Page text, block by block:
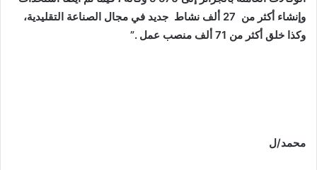
وإنشاء أكثر من 27 ألف نشاط جديد في مجال الصناعة التقليدية،
وكذا خلق أكثر من 71 ألف منصب عمل .”
محمد/ل